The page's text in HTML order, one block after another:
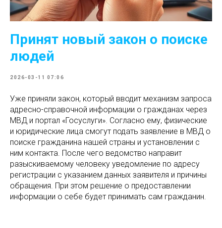
Принят новый закон о поиске
людей
2026-03-11 07:06
Уже приняли закон, который вводит механизм запроса
адресно-справочной информации о гражданах через
МВД и портал «Госуслуги». Согласно ему, физические
и юридические лица смогут подать заявление в МВД о
поиске гражданина нашей страны и установлении с
ним контакта. После чего ведомство направит
разыскиваемому человеку уведомление по адресу
регистрации с указанием данных заявителя и причины
обращения. При этом решение о предоставлении
информации о себе будет принимать сам гражданин.